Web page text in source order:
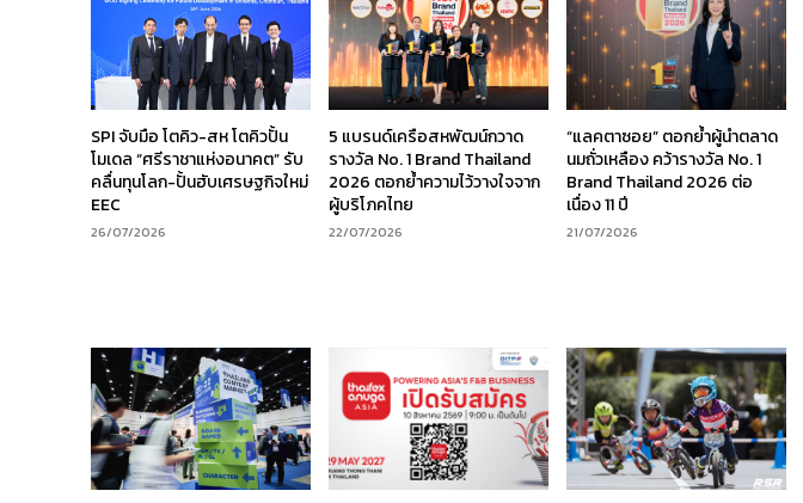
SPI จับมือ โตคิว-สห โตคิวปั้น
โมเดล “ศรีราชาแห่งอนาคต” รับ
คลื่นทุนโลก-ปั้นฮับเศรษฐกิจใหม่
EEC
26/07/2026
5 แบรนด์เครือสหพัฒน์กวาด
รางวัล No. 1 Brand Thailand
2026 ตอกย้ำความไว้วางใจจาก
ผู้บริโภคไทย
22/07/2026
“แลคตาซอย” ตอกย้ำผู้นำตลาด
นมถั่วเหลือง คว้ารางวัล No. 1
Brand Thailand 2026 ต่อ
เนื่อง 11 ปี
21/07/2026